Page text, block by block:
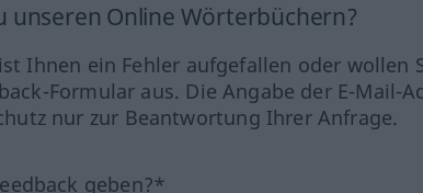
unseren Online Wörterbüchern?
Ihnen ein Fehler aufgefallen oder wollen
Formular aus. Die Angabe der E-
nur zur Beantwortung Ihrer Anfrage.
geben?*